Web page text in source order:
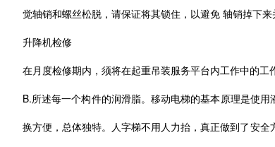
觉轴销和螺丝松脱，请保证将其锁住，以避免 轴销掉下
升降机检修
在月度检修期内，须将在起重吊装服务平台内工作中的
B.所述每一个构件的润滑脂。移动电梯的基本原理是使
换方便，总体独特。人字梯不用人力抬，真正做到了安